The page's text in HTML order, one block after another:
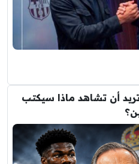
أن تشاهد ماذا سيكتب